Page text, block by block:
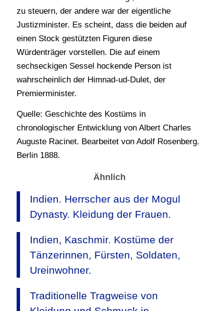
zu steuern, der andere war der eigentliche
Justizminister. Es scheint, dass die beiden auf
einen Stock gestützten Figuren diese
Würdenträger vorstellen. Die auf einem
sechseckigen Sessel hockende Person ist
wahrscheinlich der Himnad-ud-Dulet, der
Premierminister.
Quelle: Geschichte des Kostüms in
chronologischer Entwicklung von Albert Charles
Auguste Racinet. Bearbeitet von Adolf Rosenberg.
Berlin 1888.
Ähnlich
Indien. Herrscher aus der Mogul
Dynasty. Kleidung der Frauen.
Indien, Kaschmir. Kostüme der
Tänzerinnen, Fürsten, Soldaten,
Ureinwohner.
Traditionelle Tragweise von